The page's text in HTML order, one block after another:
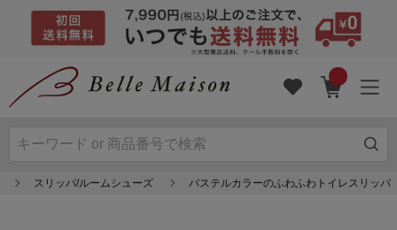
スリッパ/ルームシューズ パステルカラーのふわふわトイレスリッパ